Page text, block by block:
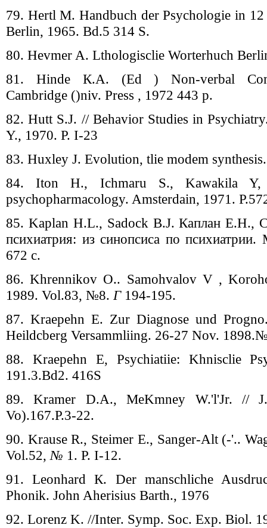
79. Hertl M. Handbuch der Psychologie in
Berlin, 1965. Bd.5 314 S.
80. Hevmer A. Lthologisclie Worterhuch
81. Hinde К.A. (Ed ) Non-verbal
Cambridge ()niv. Press , 1972 443 p.
82. Hutt S.J. // Behavior Studies in
Y., 1970. P. I-23
83. Huxley J. Evolution, tlie modem
84. Iton H., Ichmaru S., Kawakila
psychopharmacology. Amsterdain, 1971.
85. Kaplan H.L., Sadock B.J. Каплан Е.Н.,
психиатрия: из синопсиса по
672 с.
86. Khrennikov О.. Samohvalov V ,
1989. Vol.83, №8. Г194-195.
87. Kraepehn E. Zur Diagnose und
Heildcberg Versammliing. 26-27 Nov.
88. Kraepehn E, Psychiatiie: Khnisclie
191.3.Bd2. 416S
89. Kramer D.A., MeKmney W.'l'Jr. //
Vo).167.P.3-22.
90. Krause R., Steimer E., Sanger-Alt (-'..
Vol.52,№ 1. P. I-12.
91. Leonhard К. Der manschliche
Phonik. John Aherisius Barth., 1976
92. Lorenz K. //Inter. Symp. Soc. Exp. Biol.